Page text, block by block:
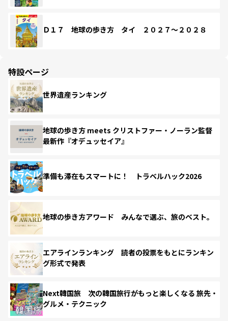
Ｄ１７ 地球の歩き方 タイ ２０２７～２０２８
特設ページ
世界遺産ランキング
地球の歩き方 meets クリストファー・ノーラン監督
最新作『オデュッセイア』
準備も滞在もスマートに！ トラベルハック2026
地球の歩き方アワード みんなで選ぶ、旅のベスト。
エアラインランキング 読者の投票をもとにランキン
グ形式で発表
Next韓国旅 次の韓国旅行がもっと楽しくなる 旅先・
グルメ・テクニック